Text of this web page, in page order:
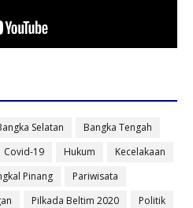
Selatan
Bangka Tengah
Covid-19 Hukum
Kecelakaan
Pinang
Pariwisata
Pilkada Beltim 2020
Politik